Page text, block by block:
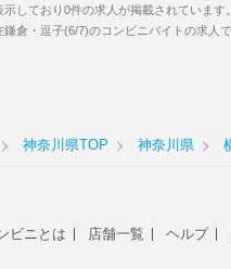
示しており0件の求人が掲載されていま
鎌倉・逗子(6/7)のコンビニバイトの求人
神奈川県TOP 神奈川県
ビニとは 店舗一覧 ヘルプ